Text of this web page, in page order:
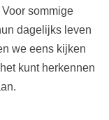
sommige
dagelijks leven
we eens kijken
kunt herkennen